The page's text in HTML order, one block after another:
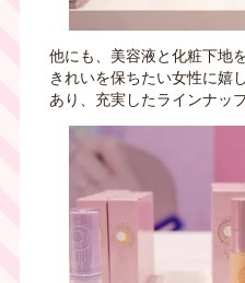
他にも、美容液と化粧下地
きれいを保ちたい女性に嬉
あり、充実したラインナッ